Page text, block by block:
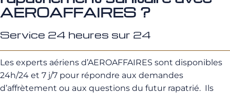
AEROAFFAIRES ?
Service 24 heures sur 24
Les experts aériens d’AEROAFFAIRES sont disponibles
24h/24 et 7 j/7 pour répondre aux demandes
d’affrètement ou aux questions du futur rapatrié. Ils